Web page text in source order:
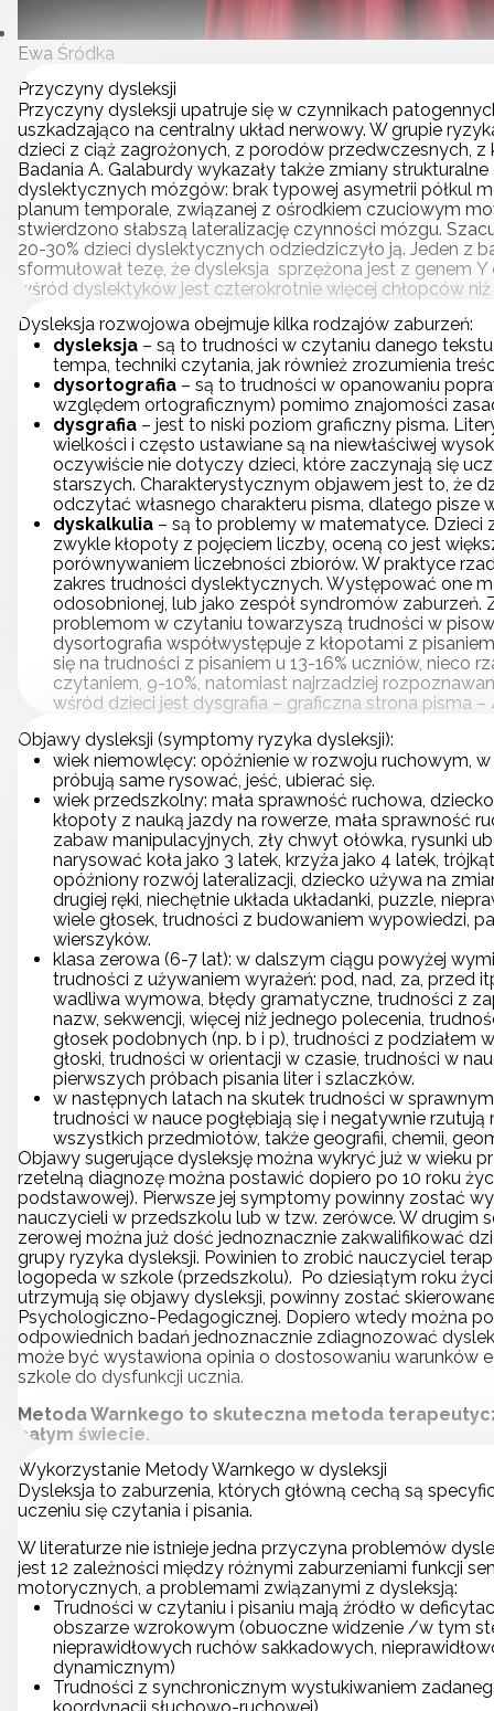
Ewa Śródka
Przyczyny dysleksji
Przyczyny dysleksji upatruje się w czynnikach
uszkadzająco na centralny układ nerwowy. W grupie
dzieci z ciąż zagrożonych, z porodów przedwczesnych, z
Badania A. Galaburdy wykazały także zmiany
dyslektycznych mózgów: brak typowej asymetrii półkul
planum temporale, związanej z ośrodkiem czuciowym
stwierdzono słabszą lateralizację czynności mózgu.
20-30% dzieci dyslektycznych odziedziczyło ją. Jeden z
sformułował tezę, że dysleksja sprzężona jest z genem
wśród dyslektyków jest czterokrotnie więcej chłopców
Dysleksja rozwojowa obejmuje kilka rodzajów zaburzeń:
dysleksja – są to trudności w czytaniu danego
tempa, techniki czytania, jak również zrozumienia
dysortografia – są to trudności w opanowaniu
względem ortograficznym) pomimo znajomości
dysgrafia – jest to niski poziom graficzny pisma.
wielkości i często ustawiane są na niewłaściwej
oczywiście nie dotyczy dzieci, które zaczynają się
starszych. Charakterystycznym objawem jest to, że
odczytać własnego charakteru pisma, dlatego pisze
dyskalkulia – są to problemy w matematyce. Dzieci
zwykle kłopoty z pojęciem liczby, oceną co jest
porównywaniem liczebności zbiorów. W praktyce
zakres trudności dyslektycznych. Występować one
odosobnionej, lub jako zespół syndromów zaburzeń.
problemom w czytaniu towarzyszą trudności w
dysortografia współwystępuje z kłopotami z
się na trudności z pisaniem u 13-16% uczniów, nieco
czytaniem, 9-10%, natomiast najrzadziej
wśród dzieci jest dysgrafia – graficzna strona pisma –
Objawy dysleksji (symptomy ryzyka dysleksji):
wiek niemowlęcy: opóźnienie w rozwoju ruchowym,
próbują same rysować, jeść, ubierać się.
wiek przedszkolny: mała sprawność ruchowa,
kłopoty z nauką jazdy na rowerze, mała sprawność
zabaw manipulacyjnych, zły chwyt ołówka, rysunki
narysować koła jako 3 latek, krzyża jako 4 latek,
opóźniony rozwój lateralizacji, dziecko używa na
drugiej ręki, niechętnie układa układanki, puzzle,
wiele głosek, trudności z budowaniem wypowiedzi,
wierszyków.
klasa zerowa (6-7 lat): w dalszym ciągu powyżej
trudności z używaniem wyrażeń: pod, nad, za, przed
wadliwa wymowa, błędy gramatyczne, trudności z
nazw, sekwencji, więcej niż jednego polecenia,
głosek podobnych (np. b i p), trudności z podziałem
głoski, trudności w orientacji w czasie, trudności w
pierwszych próbach pisania liter i szlaczków.
w następnych latach na skutek trudności w
trudności w nauce pogłębiają się i negatywnie rzutują
wszystkich przedmiotów, także geografii, chemii,
Objawy sugerujące dysleksję można wykryć już w wieku
rzetelną diagnozę można postawić dopiero po 10 roku
podstawowej). Pierwsze jej symptomy powinny zostać
nauczycieli w przedszkolu lub w tzw. zerówce. W drugim
zerowej można już dość jednoznacznie zakwalifikować
grupy ryzyka dysleksji. Powinien to zrobić nauczyciel
logopeda w szkole (przedszkolu). Po dziesiątym roku
utrzymują się objawy dysleksji, powinny zostać
Psychologiczno-Pedagogicznej. Dopiero wtedy można
odpowiednich badań jednoznacznie zdiagnozować
może być wystawiona opinia o dostosowaniu warunków
szkole do dysfunkcji ucznia.
Metoda Warnkego to skuteczna metoda
całym świecie.
Wykorzystanie Metody Warnkego w dysleksji
Dysleksja to zaburzenia, których główną cechą są
uczeniu się czytania i pisania.
W literaturze nie istnieje jedna przyczyna problemów
jest 12 zależności między różnymi zaburzeniami funkcji
motorycznych, a problemami związanymi z dysleksją:
Trudności w czytaniu i pisaniu mają źródło w
obszarze wzrokowym (obuoczne widzenie /w tym
nieprawidłowych ruchów sakkadowych,
dynamicznym)
Trudności z synchronicznym wystukiwaniem